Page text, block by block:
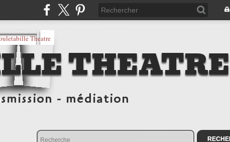
THEATRE
- médiation